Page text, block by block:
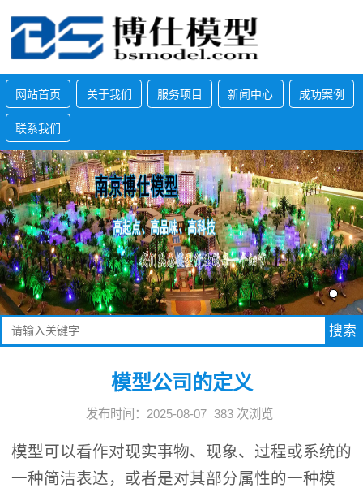
网站首页 关于我们 服务项目 新闻中心 成功案例
联系我们
模型公司的定义
发布时间：2025-08-07 383 次浏览
模型可以看作对现实事物、现象、过程或系统的
一种简洁表达，或者是对其部分属性的一种模